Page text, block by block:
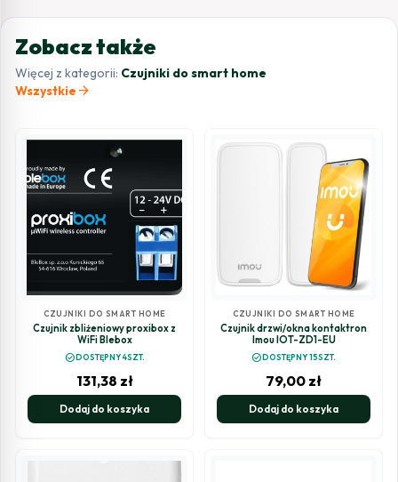
Zobacz także
Więcej z kategorii: Czujniki do smart home
Wszystkie arrow_forward
CZUJNIKI DO SMART HOME
Czujnik zbliżeniowy proxibox z
WiFi Blebox
check_circleDOSTĘPNY 4SZT.
131,38 zł
Dodaj do koszyka
CZUJNIKI DO SMART HOME
Czujnik drzwi/okna kontaktron
Imou IOT-ZD1-EU
check_circleDOSTĘPNY 15SZT.
79,00 zł
Dodaj do koszyka